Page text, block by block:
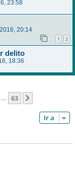
23:58
20:14
1 2
delito
18:36
63
Ir a